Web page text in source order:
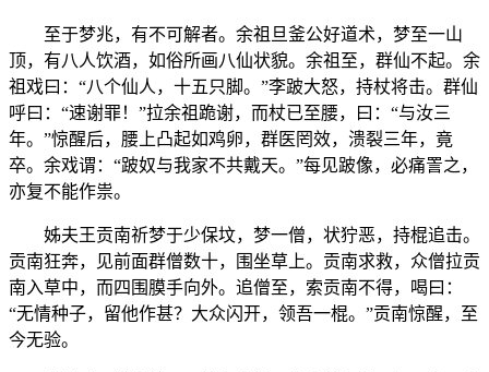
至于梦兆，有不可解者。余祖旦釜公好道术，梦至一山
顶，有八人饮酒，如俗所画八仙状貌。余祖至，群仙不起。余
祖戏曰：“八个仙人，十五只脚。”李跛大怒，持杖将击。群仙
呼曰：“速谢罪！”拉余祖跪谢，而杖已至腰，曰：“与汝三
年。”惊醒后，腰上凸起如鸡卵，群医罔效，溃裂三年，竟
卒。余戏谓：“跛奴与我家不共戴天。”每见跛像，必痛詈之，
亦复不能作祟。
姊夫王贡南祈梦于少保坟，梦一僧，状狞恶，持棍追击。
贡南狂奔，见前面群僧数十，围坐草上。贡南求救，众僧拉贡
南入草中，而四围膜手向外。追僧至，索贡南不得，喝曰：
“无情种子，留他作甚？大众闪开，领吾一棍。”贡南惊醒，至
今无验。